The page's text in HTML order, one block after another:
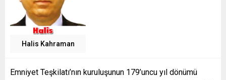
Halis Kahraman
Emniyet Teşkilatı’nın kuruluşunun 179’uncu yıl dönümü